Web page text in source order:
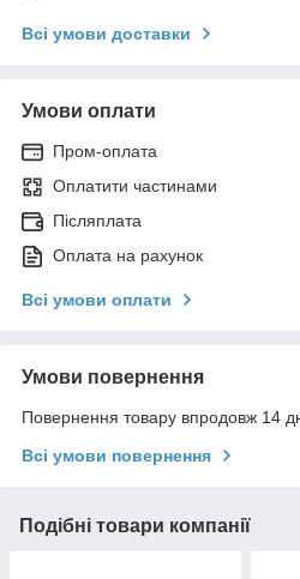
Всі умови доставки
Умови оплати
Пром-оплата
Оплатити частинами
Післяплата
Оплата на рахунок
Всі умови оплати
Умови повернення
Повернення товару впродовж 14
Всі умови повернення
Подібні товари компанії